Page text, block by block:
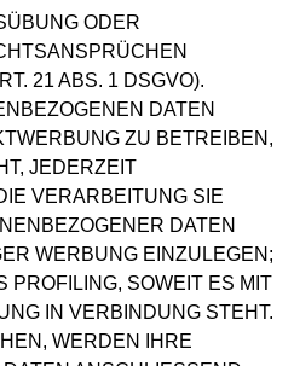
ODER
21 ABS. 1 DSGVO).
DATEN
ZU BETREIBEN,
JEDERZEIT
VERARBEITUNG SIE
DATEN
WERBUNG EINZULEGEN;
PROFILING, SOWEIT ES MIT
IN VERBINDUNG STEHT.
WERDEN IHRE